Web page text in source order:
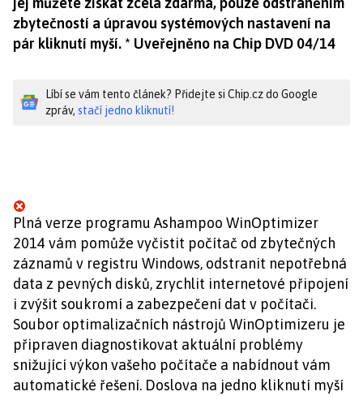
zbytečností a úpravou systémových nastavení na
pár kliknutí myší. * Uveřejněno na Chip DVD 04/14
Líbí se vám tento článek? Přidejte si Chip.cz do Google
zpráv, stačí jedno kliknutí!
Plná verze programu Ashampoo WinOptimizer
2014 vám pomůže vyčistit počítač od zbytečných
záznamů v registru Windows, odstranit nepotřebná
data z pevných disků, zrychlit internetové připojení
i zvýšit soukromí a zabezpečení dat v počítači.
Soubor optimalizačních nástrojů WinOptimizeru je
připraven diagnostikovat aktuální problémy
snižující výkon vašeho počítače a nabídnout vám
automatické řešení. Doslova na jedno kliknutí myší